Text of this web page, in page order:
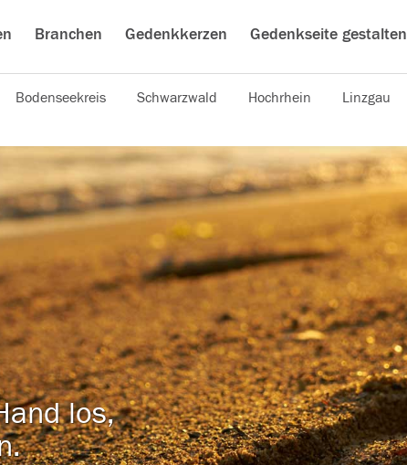
Branchen Gedenkkerzen Gedenkseite gestalten
Bodenseekreis Schwarzwald Hochrhein Linzgau
los,